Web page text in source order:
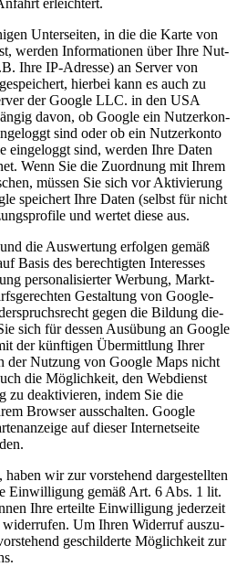
erleich­tert.
Unter­sei­ten, in die die Kar­te von
wer­den Infor­ma­tio­nen über Ihre Nut­
Ihre IP-Adres­se) an Ser­ver von
hier­bei kann es auch zu
der Goog­le LLC. in den USA
davon, ob Goog­le ein Nut­zer­kon­
sind oder ob ein Nut­zer­kon­to
ein­ge­loggt sind, wer­den Ihre Daten
Wenn Sie die Zuord­nung mit Ihrem
müs­sen Sie sich vor Akti­vie­rung
spei­chert Ihre Daten (selbst für nicht
und wer­tet die­se aus.
die Aus­wer­tung erfol­gen gemäß
Basis des berech­tig­ten Inter­es­ses
per­so­na­li­sier­ter Wer­bung, Markt­
Gestal­tung von Goog­le-
gegen die Bil­dung die­
sich für des­sen Aus­übung an Goog­le
der künf­ti­gen Über­mitt­lung Ihrer
der Nut­zung von Goog­le Maps nicht
die Mög­lich­keit, den Web­dienst
zu deak­ti­vie­ren, indem Sie die
Brow­ser aus­schal­ten. Goog­le
auf die­ser Inter­net­sei­te
wir zur vor­ste­hend dar­ge­stell­ten
Ein­wil­li­gung gemäß Art. 6 Abs. 1 lit.
Ihre erteil­te Ein­wil­li­gung jeder­zeit
Um Ihren Wider­ruf aus­zu­
geschil­der­te Mög­lich­keit zur